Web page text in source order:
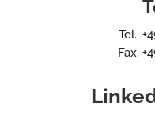
Tel.:
Fax: